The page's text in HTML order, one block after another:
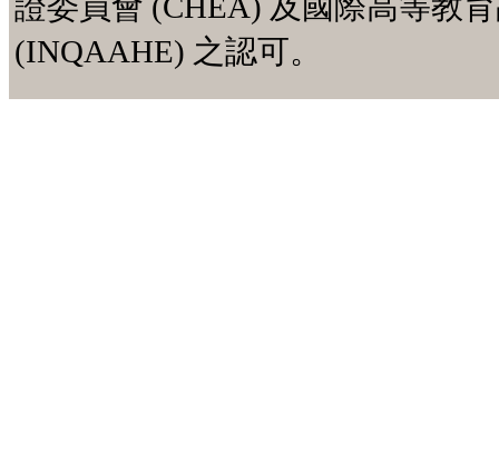
(INQAAHE) 之認可。